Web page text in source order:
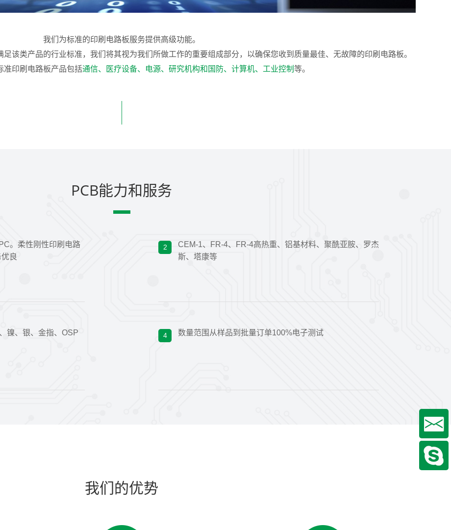
我们为标准的印刷电路板服务提供高级功能。
该类产品的行业标准，我们将其视为我们所做工作的重要组成部分，以确保您收到质量最佳、无故障的印刷电路板。
准印刷电路板产品包括通信、医疗设备、电源、研究机构和国防、计算机、工业控制 等。
PCB能力和服务
。柔性刚性印刷电路
良
2
CEM-1、FR-4、FR-4高热重、铝基材料、聚酰亚胺、罗杰
斯、塔康等
镍、银、金指、OSP
4 数量范围从样品到批量订单100%电子测试
我们的优势